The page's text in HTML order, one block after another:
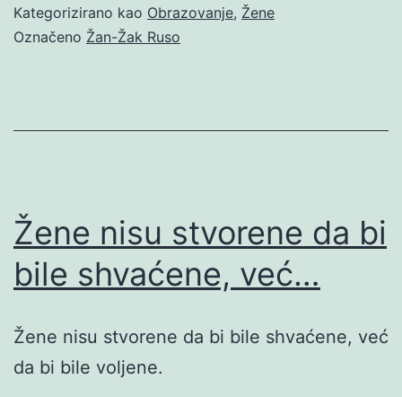
Kategorizirano kao Obrazovanje, Žene
Označeno Žan-Žak Ruso
Žene nisu stvorene da bi
bile shvaćene, već…
Žene nisu stvorene da bi bile shvaćene, već
da bi bile voljene.